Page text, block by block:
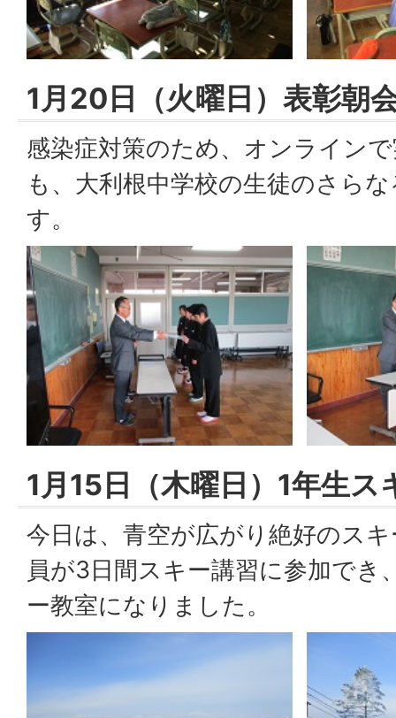
1月20日（火曜日）表彰朝
感染症対策のため、オンライン
も、大利根中学校の生徒のさら
す。
1月15日（木曜日）1年生ス
今日は、青空が広がり絶好のス
員が3日間スキー講習に参加でき
ー教室になりました。